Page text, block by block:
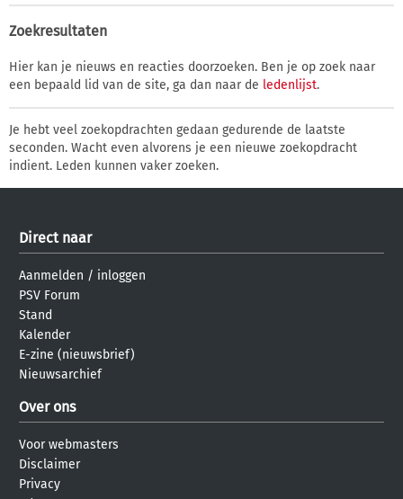
Zoekresultaten
Hier kan je nieuws en reacties doorzoeken. Ben je op zoek naar
een bepaald lid van de site, ga dan naar de ledenlijst.
Je hebt veel zoekopdrachten gedaan gedurende de laatste
seconden. Wacht even alvorens je een nieuwe zoekopdracht
indient. Leden kunnen vaker zoeken.
Direct naar
Aanmelden / inloggen
PSV Forum
Stand
Kalender
E-zine (nieuwsbrief)
Nieuwsarchief
Over ons
Voor webmasters
Disclaimer
Privacy